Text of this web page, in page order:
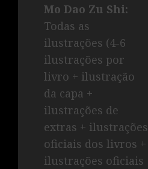
Mo Dao Zu Shi:
Todas as
ilustrações (4-6
ilustrações por
livro + ilustração
da capa +
ilustrações de
extras + ilustrações
oficiais dos livros +
ilustrações oficiais